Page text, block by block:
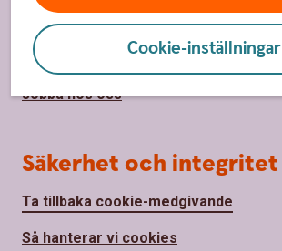
Cookie-inställningar
Hållbarhet
Samhällsengagemang
Jobba hos oss
Säkerhet och integritet
Ta tillbaka cookie-medgivande
Så hanterar vi cookies